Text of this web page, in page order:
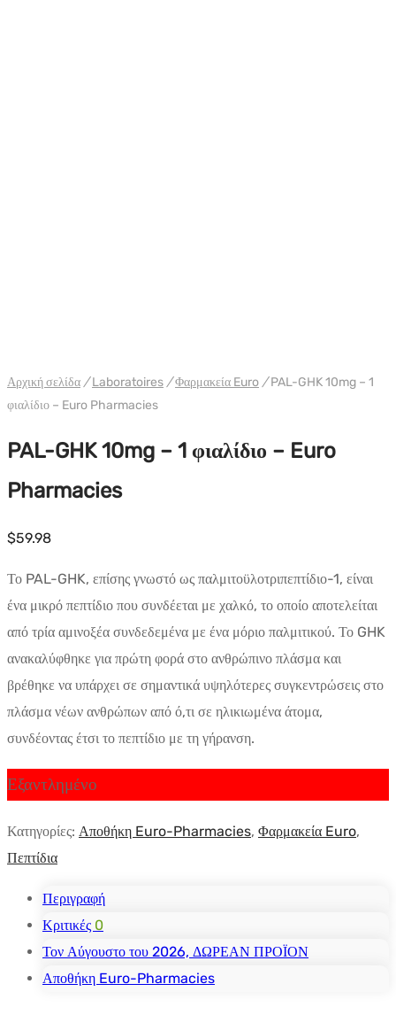
Αρχική σελίδα / Laboratoires /Φαρμακεία Euro /PAL-GHK 10mg – 1
φιαλίδιο – Euro Pharmacies
PAL-GHK 10mg – 1 φιαλίδιο – Euro
Pharmacies
$59.98
Το PAL-GHK, επίσης γνωστό ως παλμιτοϋλοτριπεπτίδιο-1, είναι
ένα μικρό πεπτίδιο που συνδέεται με χαλκό, το οποίο αποτελείται
από τρία αμινοξέα συνδεδεμένα με ένα μόριο παλμιτικού. Το GHK
ανακαλύφθηκε για πρώτη φορά στο ανθρώπινο πλάσμα και
βρέθηκε να υπάρχει σε σημαντικά υψηλότερες συγκεντρώσεις στο
πλάσμα νέων ανθρώπων από ό,τι σε ηλικιωμένα άτομα,
συνδέοντας έτσι το πεπτίδιο με τη γήρανση.
Εξαντλημένο
Κατηγορίες: Αποθήκη Euro-Pharmacies, Φαρμακεία Euro,
Πεπτίδια
Περιγραφή
Κριτικές 0
Τον Αύγουστο του 2026, ΔΩΡΕΑΝ ΠΡΟΪΟΝ
Αποθήκη Euro-Pharmacies